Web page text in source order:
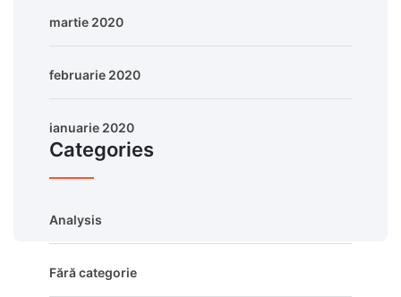
martie 2020
februarie 2020
ianuarie 2020
Categories
Analysis
Fără categorie